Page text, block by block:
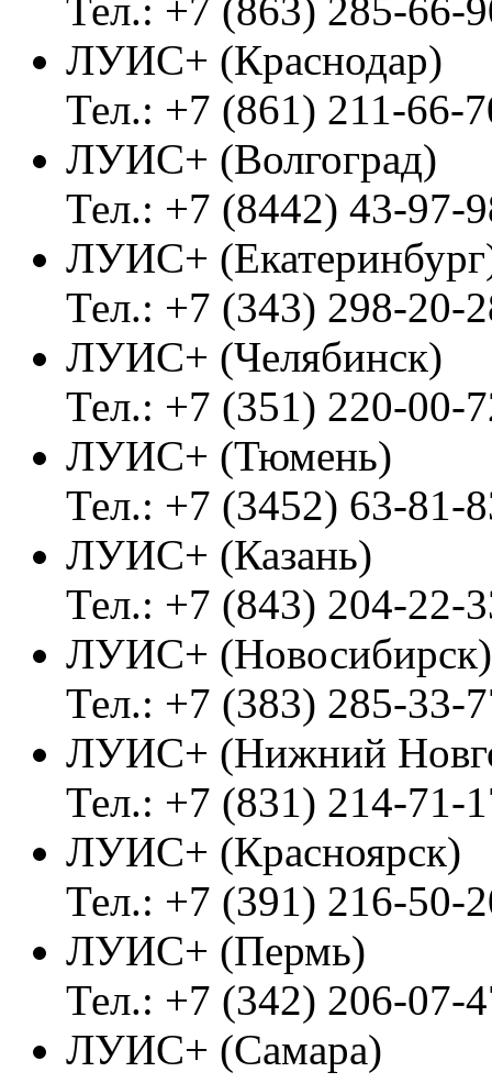
Тел.: +7 (863) 285-66-
ЛУИС+ (Краснодар)
Тел.: +7 (861) 211-66-
ЛУИС+ (Волгоград)
Тел.: +7 (8442) 43-97-
ЛУИС+
Тел.: +7 (343) 298-20-
ЛУИС+ (Челябинск)
Тел.: +7 (351) 220-00-
ЛУИС+ (Тюмень)
Тел.: +7 (3452) 63-81-
ЛУИС+ (Казань)
Тел.: +7 (843) 204-22-
ЛУИС+ (Новосибирск)
Тел.: +7 (383) 285-33-
ЛУИС+ (Нижний
Тел.: +7 (831) 214-71-
ЛУИС+ (Красноярск)
Тел.: +7 (391) 216-50-
ЛУИС+ (Пермь)
Тел.: +7 (342) 206-07-
ЛУИС+ (Самара)